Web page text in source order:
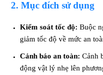
2. Mục đích sử dụng
Kiểm soát tốc độ: Buộc
giảm tốc độ về mức an
Cảnh báo an toàn: Cảnh
động vật lý nhẹ lên